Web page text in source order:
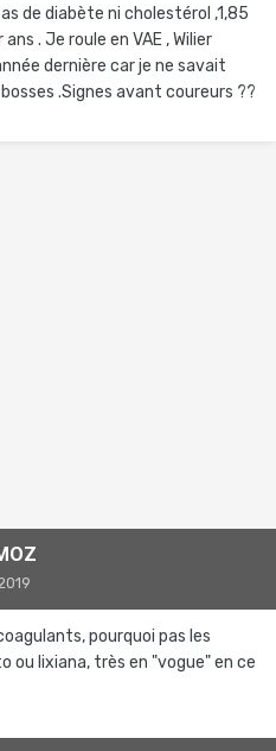
de diabète ni cholestérol ,1,85
. Je roule en VAE , Wilier
dernière car je ne savait
.Signes avant coureurs ??
pourquoi pas les
ou lixiana, très en "vogue" en ce